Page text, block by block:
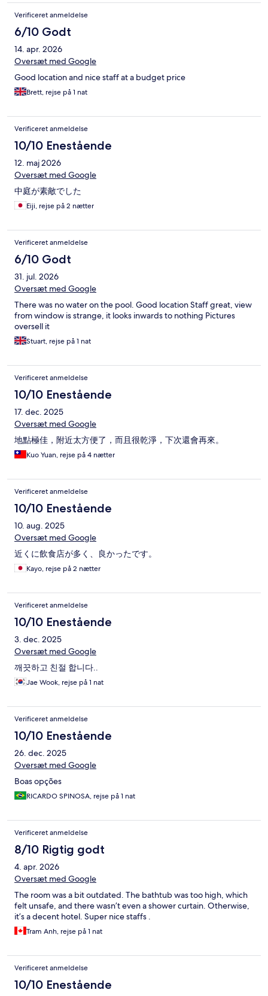
Verificeret anmeldelse
6/10 Godt
14. apr. 2026
Oversæt med Google
Good location and nice staff at a budget price
Brett, rejse på 1 nat
Verificeret anmeldelse
10/10 Enestående
12. maj 2026
Oversæt med Google
中庭が素敵でした
Eiji, rejse på 2 nætter
Verificeret anmeldelse
6/10 Godt
31. jul. 2026
Oversæt med Google
There was no water on the pool. Good location Staff great, view
from window is strange, it looks inwards to nothing Pictures
oversell it
Stuart, rejse på 1 nat
Verificeret anmeldelse
10/10 Enestående
17. dec. 2025
Oversæt med Google
地點極佳，附近太方便了，而且很乾淨，下次還會再來。
Kuo Yuan, rejse på 4 nætter
Verificeret anmeldelse
10/10 Enestående
10. aug. 2025
Oversæt med Google
近くに飲食店が多く、良かったです。
Kayo, rejse på 2 nætter
Verificeret anmeldelse
10/10 Enestående
3. dec. 2025
Oversæt med Google
깨끗하고 친절 합니다..
Jae Wook, rejse på 1 nat
Verificeret anmeldelse
10/10 Enestående
26. dec. 2025
Oversæt med Google
Boas opções
RICARDO SPINOSA, rejse på 1 nat
Verificeret anmeldelse
8/10 Rigtig godt
4. apr. 2026
Oversæt med Google
The room was a bit outdated. The bathtub was too high, which
felt unsafe, and there wasn’t even a shower curtain. Otherwise,
it’s a decent hotel. Super nice staffs .
Tram Anh, rejse på 1 nat
Verificeret anmeldelse
10/10 Enestående